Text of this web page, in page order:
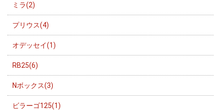
ミラ(2)
プリウス(4)
オデッセイ(1)
RB25(6)
Nボックス(3)
ビラーゴ125(1)